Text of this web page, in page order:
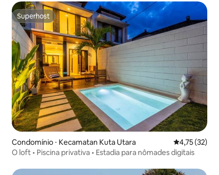
Superhost
Superhost
Condomínio ⋅ Kecamatan Kuta Utara 4,75 de uma
4,75 (32)
O loft • Piscina privativa • Estadia para nômades digitais